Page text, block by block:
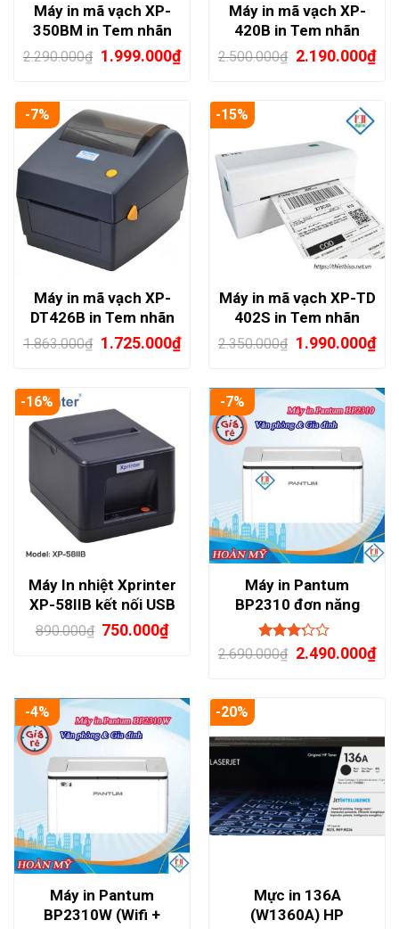
Máy in mã vạch XP-
350BM in Tem nhãn
Xprinter
2.290.000₫ 1.999.000₫
Máy in mã vạch XP-
420B in Tem nhãn
Xprinter
2.500.000₫ 2.190.000₫
-7%
Máy in mã vạch XP-
DT426B in Tem nhãn
Xprinter USB
1.863.000₫ 1.725.000₫
-15%
Máy in mã vạch XP-TD
402S in Tem nhãn
Xprinter
2.350.000₫ 1.990.000₫
-16%
Máy In nhiệt Xprinter
XP-58IIB kết nối USB
& Bluetooth
890.000₫ 750.000₫
-7%
Máy in Pantum
BP2310 đơn năng
Đánh
2.690.000₫ 2.490.000₫
-4%
Máy in Pantum
BP2310W (Wifi +
-20%
Mực in 136A
(W1360A) HP